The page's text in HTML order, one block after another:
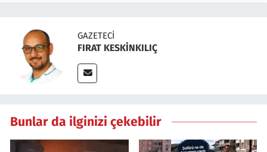
GAZETECI
FIRAT KESKİNKILIÇ
Bunlar da ilginizi çekebilir